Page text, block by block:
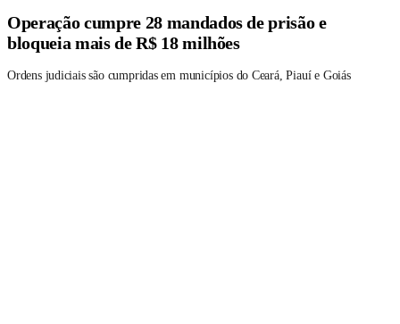
Operação cumpre 28 mandados de prisão e
bloqueia mais de R$ 18 milhões
Ordens judiciais são cumpridas em municípios do Ceará, Piauí e Goiás